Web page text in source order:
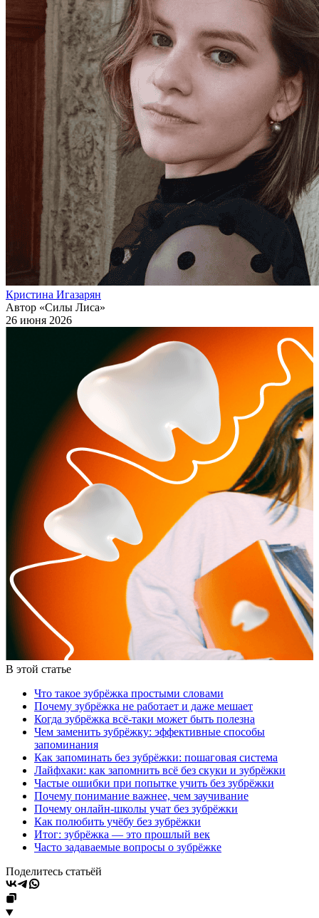
Кристина Игазарян
Автор «Силы Лиса»
26 июня 2026
В этой статье
Что такое зубрёжка простыми словами
Почему зубрёжка не работает и даже мешает
Когда зубрёжка всё-таки может быть полезна
Чем заменить зубрёжку: эффективные способы
запоминания
Как запоминать без зубрёжки: пошаговая система
Лайфхаки: как запомнить всё без скуки и зубрёжки
Частые ошибки при попытке учить без зубрёжки
Почему понимание важнее, чем заучивание
Почему онлайн-школы учат без зубрёжки
Как полюбить учёбу без зубрёжки
Итог: зубрёжка — это прошлый век
Часто задаваемые вопросы о зубрёжке
Поделитесь статьёй